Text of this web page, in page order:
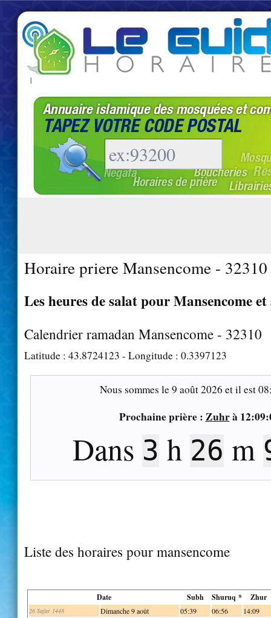
|
Horaire priere Mansencome - 32310
Les heures de salat pour Mansencome et
Calendrier ramadan Mansencome - 32310
Latitude : 43.8724123 - Longitude : 0.3397123
Nous sommes le9 août 2026 et il est
Prochaine prière : Zuhrà
Dans 3 h 26 m
Liste des horaires pour mansencome
Date Subh Shuruq * Zhur
26 Safar 1448 Dimanche 9 août 05:39 06:56 14:09